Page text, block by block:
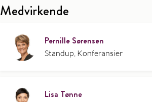
Medvirkende
Pernille Sørensen
Standup, Konferansier
Lisa Tønne